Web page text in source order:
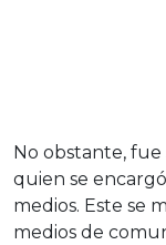
No obstante,
quien se
medios. Este se
medios de